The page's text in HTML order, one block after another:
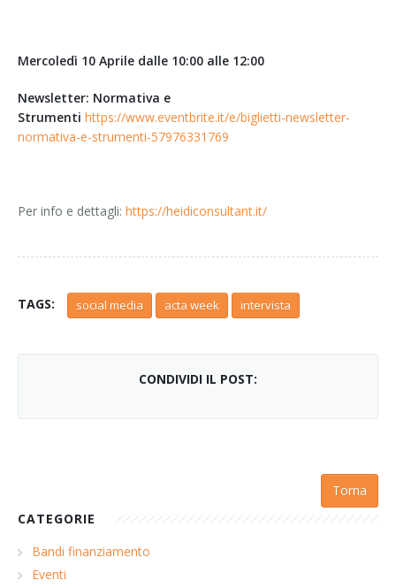
Mercoledì 10 Aprile dalle 10:00 alle 12:00
Newsletter: Normativa e
Strumenti https://www.eventbrite.it/e/biglietti-newsletter-
normativa-e-strumenti-57976331769
Per info e dettagli: https://heidiconsultant.it/
TAGS: social media acta week intervista
CONDIVIDI IL POST:
Torna
CATEGORIE
Bandi finanziamento
Eventi